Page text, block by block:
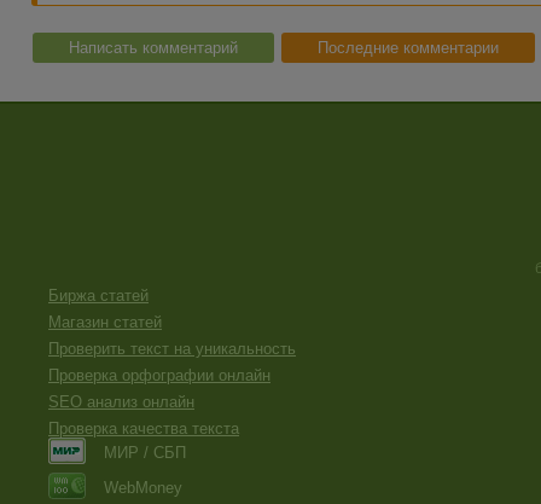
Написать комментарий Последние комментарии
Биржа статей
Магазин статей
Проверить текст на уникальность
Проверка орфографии онлайн
SEO анализ онлайн
Проверка качества текста
МИР / СБП
WebMoney